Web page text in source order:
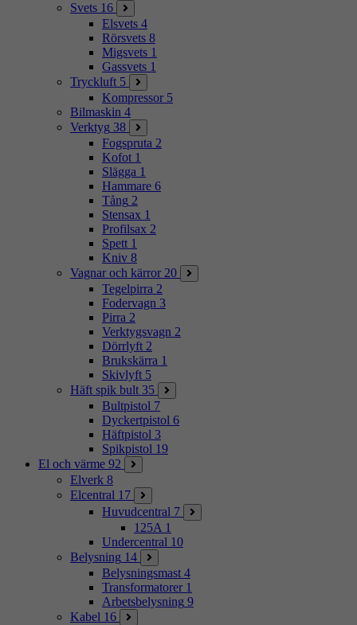
Svets 16
Elsvets 4
Rörsvets 8
Migsvets 1
Gassvets 1
Tryckluft 5
Kompressor 5
Bilmaskin 4
Verktyg 38
Fogspruta 2
Kofot 1
Slägga 1
Hammare 6
Tång 2
Stensax 1
Profilsax 2
Spett 1
Kniv 8
Vagnar och kärror 20
Tegelpirra 2
Fodervagn 3
Pirra 2
Verktygsvagn 2
Dörrlyft 2
Brukskärra 1
Skivlyft 5
Häft spik bult 35
Bultpistol 7
Dyckertpistol 6
Häftpistol 3
Spikpistol 19
El och värme 92
Elverk 8
Elcentral 17
Huvudcentral 7
125A 1
Undercentral 10
Belysning 14
Belysningsmast 4
Transformatorer 1
Arbetsbelysning 9
Kabel 16